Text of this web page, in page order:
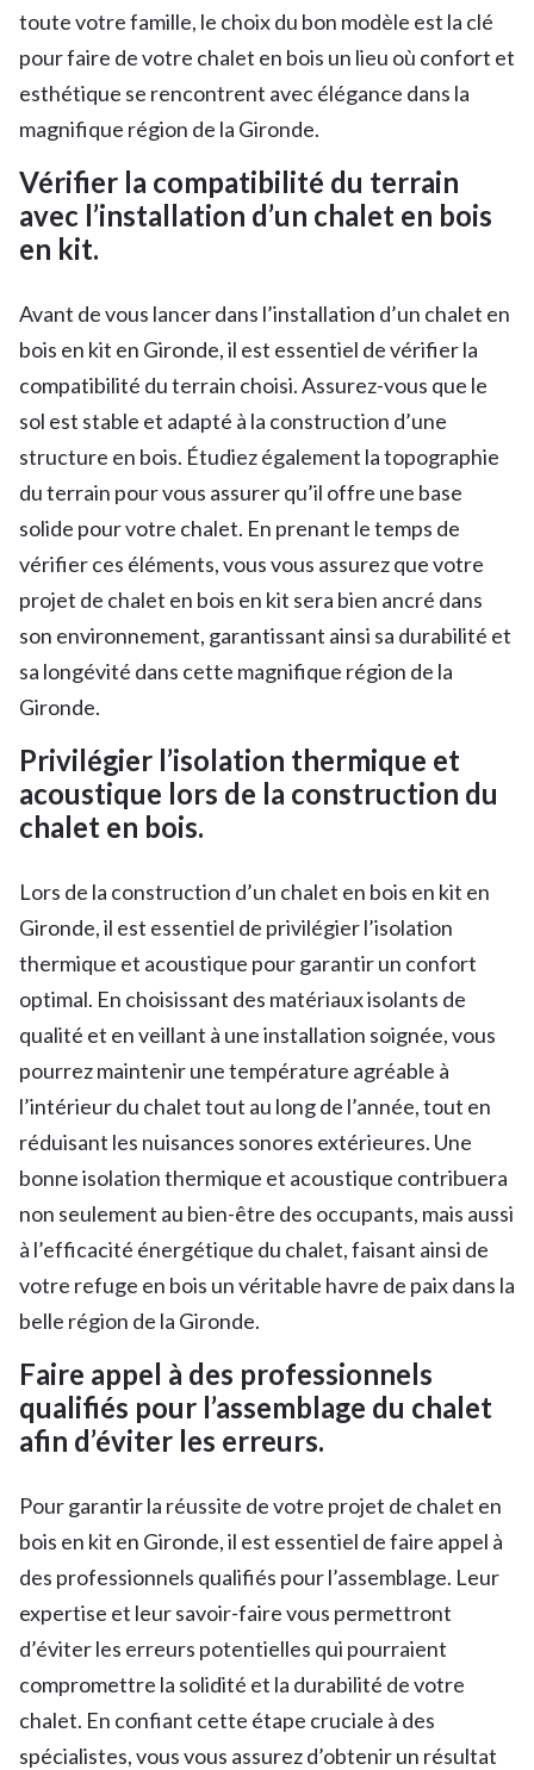
toute votre famille, le choix du bon modèle est la clé
pour faire de votre chalet en bois un lieu où confort et
esthétique se rencontrent avec élégance dans la
magnifique région de la Gironde.
Vérifier la compatibilité du terrain
avec l’installation d’un chalet en bois
en kit.
Avant de vous lancer dans l’installation d’un chalet en
bois en kit en Gironde, il est essentiel de vérifier la
compatibilité du terrain choisi. Assurez-vous que le
sol est stable et adapté à la construction d’une
structure en bois. Étudiez également la topographie
du terrain pour vous assurer qu’il offre une base
solide pour votre chalet. En prenant le temps de
vérifier ces éléments, vous vous assurez que votre
projet de chalet en bois en kit sera bien ancré dans
son environnement, garantissant ainsi sa durabilité et
sa longévité dans cette magnifique région de la
Gironde.
Privilégier l’isolation thermique et
acoustique lors de la construction du
chalet en bois.
Lors de la construction d’un chalet en bois en kit en
Gironde, il est essentiel de privilégier l’isolation
thermique et acoustique pour garantir un confort
optimal. En choisissant des matériaux isolants de
qualité et en veillant à une installation soignée, vous
pourrez maintenir une température agréable à
l’intérieur du chalet tout au long de l’année, tout en
réduisant les nuisances sonores extérieures. Une
bonne isolation thermique et acoustique contribuera
non seulement au bien-être des occupants, mais aussi
à l’efficacité énergétique du chalet, faisant ainsi de
votre refuge en bois un véritable havre de paix dans la
belle région de la Gironde.
Faire appel à des professionnels
qualifiés pour l’assemblage du chalet
afin d’éviter les erreurs.
Pour garantir la réussite de votre projet de chalet en
bois en kit en Gironde, il est essentiel de faire appel à
des professionnels qualifiés pour l’assemblage. Leur
expertise et leur savoir-faire vous permettront
d’éviter les erreurs potentielles qui pourraient
compromettre la solidité et la durabilité de votre
chalet. En confiant cette étape cruciale à des
spécialistes, vous vous assurez d’obtenir un résultat